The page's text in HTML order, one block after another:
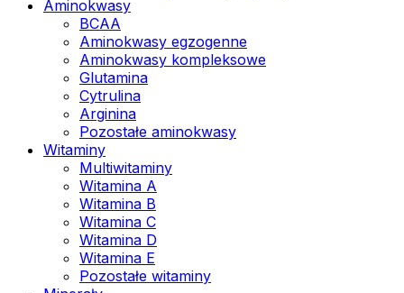
Aminokwasy
BCAA
Aminokwasy egzogenne
Aminokwasy kompleksowe
Glutamina
Cytrulina
Arginina
Pozostałe aminokwasy
Witaminy
Multiwitaminy
Witamina A
Witamina B
Witamina C
Witamina D
Witamina E
Pozostałe witaminy